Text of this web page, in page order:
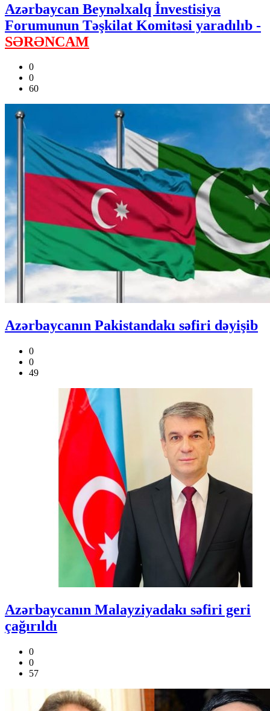
Azərbaycan Beynəlxalq İnvestisiya
Forumunun Təşkilat Komitəsi yaradılıb -
SƏRƏNCAM
0
0
60
Azərbaycanın Pakistandakı səfiri dəyişib
0
0
49
Azərbaycanın Malayziyadakı səfiri geri
çağırıldı
0
0
57